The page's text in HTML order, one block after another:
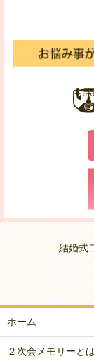
結婚式
ホーム
２次会メモリーと